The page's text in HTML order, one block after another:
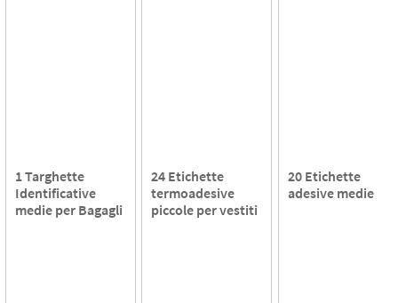
1 Targhette
Identificative
medie per Bagagli
24 Etichette
termoadesive
piccole per vestiti
20 Etichette
adesive medie